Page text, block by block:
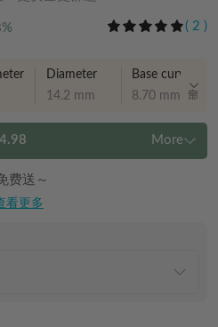
( 2 )
Diameter
14.2 mm
Base curve
8.70 mm
More
费送～
看更多